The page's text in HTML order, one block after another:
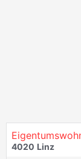
4020 Linz